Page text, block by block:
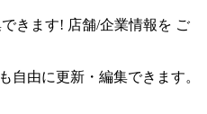
きます! 店舗/企業情報を ご
自由に更新・編集できます。